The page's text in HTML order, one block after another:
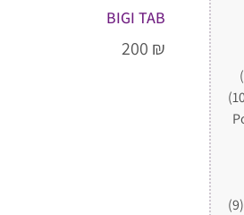
(9)
BIGI TAB
200 ₪